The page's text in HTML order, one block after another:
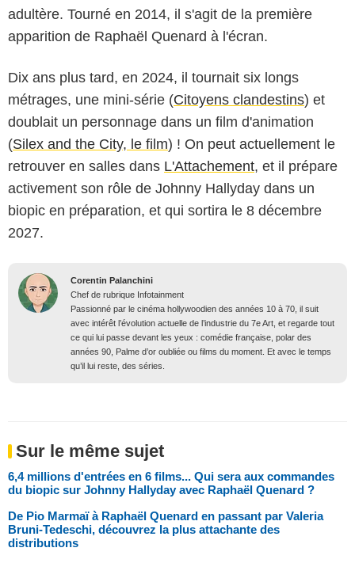
adultère. Tourné en 2014, il s'agit de la première
apparition de Raphaël Quenard à l'écran.
Dix ans plus tard, en 2024, il tournait six longs
métrages, une mini-série (Citoyens clandestins) et
doublait un personnage dans un film d'animation
(Silex and the City, le film) ! On peut actuellement le
retrouver en salles dans L'Attachement, et il prépare
activement son rôle de Johnny Hallyday dans un
biopic en préparation, et qui sortira le 8 décembre
2027.
Corentin Palanchini
Chef de rubrique Infotainment
Passionné par le cinéma hollywoodien des années 10 à 70, il suit
avec intérêt l’évolution actuelle de l’industrie du 7e Art, et regarde tout
ce qui lui passe devant les yeux : comédie française, polar des
années 90, Palme d’or oubliée ou films du moment. Et avec le temps
qu’il lui reste, des séries.
Sur le même sujet
6,4 millions d'entrées en 6 films... Qui sera aux commandes
du biopic sur Johnny Hallyday avec Raphaël Quenard ?
De Pio Marmaï à Raphaël Quenard en passant par Valeria
Bruni-Tedeschi, découvrez la plus attachante des
distributions